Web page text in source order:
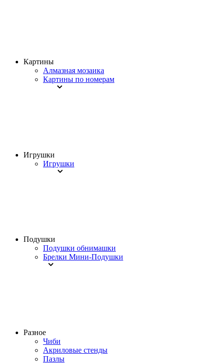
Картины
Алмазная мозаика
Картины по номерам
Игрушки
Игрушки
Подушки
Подушки обнимашки
Брелки Мини-Подушки
Разное
Чиби
Акриловые стенды
Пазлы